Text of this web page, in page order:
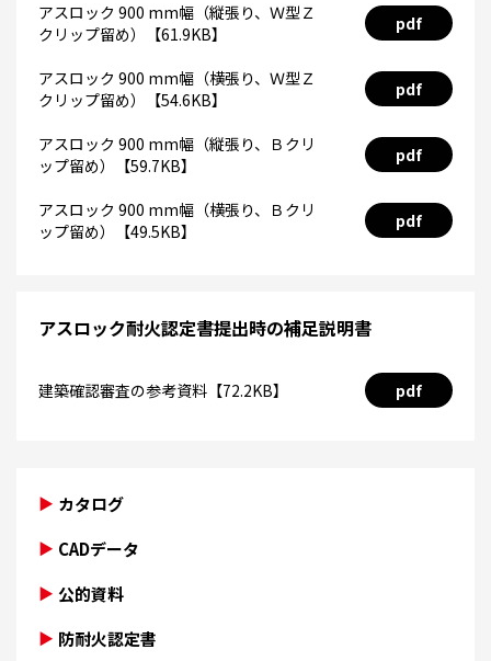
アスロック 900 mm幅（縦張り、Ｗ型Ｚ
クリップ留め）【61.9KB】
pdf
アスロック 900 mm幅（横張り、Ｗ型Ｚ
クリップ留め）【54.6KB】
pdf
アスロック 900 mm幅（縦張り、Ｂクリ
ップ留め）【59.7KB】
pdf
アスロック 900 mm幅（横張り、Ｂクリ
ップ留め）【49.5KB】
pdf
アスロック耐火認定書提出時の補足説明書
建築確認審査の参考資料【72.2KB】 pdf
カタログ
CADデータ
公的資料
防耐火認定書